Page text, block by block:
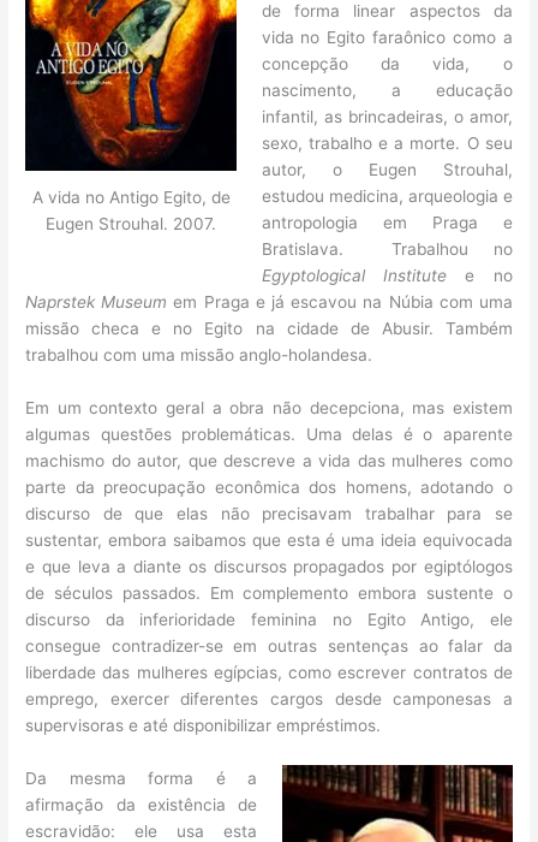
A vida no Antigo Egito, de
Eugen Strouhal. 2007.
de forma linear aspectos da
vida no Egito faraônico como a
concepção da vida, o
nascimento, a educação
infantil, as brincadeiras, o amor,
sexo, trabalho e a morte. O seu
autor, o Eugen Strouhal,
estudou medicina, arqueologia e
antropologia em Praga e
Bratislava. Trabalhou no
Egyptological Institute e no
Naprstek Museum em Praga e já escavou na Núbia com uma
missão checa e no Egito na cidade de Abusir. Também
trabalhou com uma missão anglo-holandesa.
Em um contexto geral a obra não decepciona, mas existem
algumas questões problemáticas. Uma delas é o aparente
machismo do autor, que descreve a vida das mulheres como
parte da preocupação econômica dos homens, adotando o
discurso de que elas não precisavam trabalhar para se
sustentar, embora saibamos que esta é uma ideia equivocada
e que leva a diante os discursos propagados por egiptólogos
de séculos passados. Em complemento embora sustente o
discurso da inferioridade feminina no Egito Antigo, ele
consegue contradizer-se em outras sentenças ao falar da
liberdade das mulheres egípcias, como escrever contratos de
emprego, exercer diferentes cargos desde camponesas a
supervisoras e até disponibilizar empréstimos.
Da mesma forma é a
afirmação da existência de
escravidão: ele usa esta